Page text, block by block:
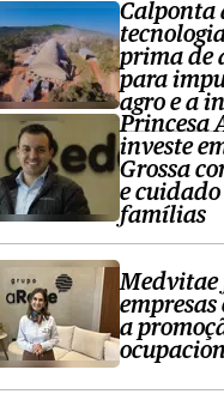
Calponta
prima de
para
agro e a
Princesa
investe
Grossa
e cuidado
famílias
Medvitae
empresas
a